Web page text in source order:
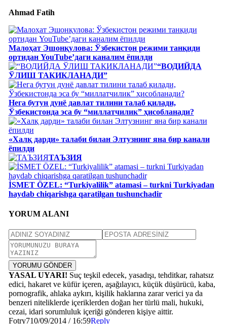
Ahmad Fatih
Малоҳат Эшонқулова: Ўзбекистон режими танқиди
ортидан YouTube’даги каналим ёпилди
“ВОДИЙДА
ЎЛИШ ТАКИКЛАНАДИ”
Нега бутун дунё давлат тилини талаб қилади,
Ўзбекистонда эса бу “миллатчилик” ҳисобланади?
«Халқ дарди» талаби билан Элтузнинг яна бир канали
ёпилди
ТАЪЗИЯ
İSMET ÖZEL: “Turkiyalilik” atamasi – turkni Turkiyadan
haydab chiqarishga qaratilgan tushunchadir
YORUM ALANI
YORUMU GÖNDER
YASAL UYARI! Suç teşkil edecek, yasadışı, tehditkar, rahatsız
edici, hakaret ve küfür içeren, aşağılayıcı, küçük düşürücü, kaba,
pornografik, ahlaka aykırı, kişilik haklarına zarar verici ya da
benzeri niteliklerde içeriklerden doğan her türlü mali, hukuki,
cezai, idari sorumluluk içeriği gönderen kişiye aittir.
Fotry710/09/2014 / 16:59Reply